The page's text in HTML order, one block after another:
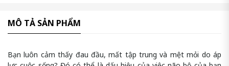
MÔ TẢ SẢN PHẨM
Bạn luôn cảm thấy đau đầu, mất tập trung và mệt mỏi do áp